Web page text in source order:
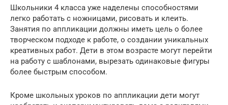
Школьники 4 класса уже наделены способностями
легко работать с ножницами, рисовать и клеить.
Занятия по аппликации должны иметь цель о более
творческом подходе к работе, о создании уникальных
креативных работ. Дети в этом возрасте могут перейти
на работу с шаблонами, вырезать одинаковые фигуры
более быстрым способом.
Кроме школьных уроков по аппликации дети могут